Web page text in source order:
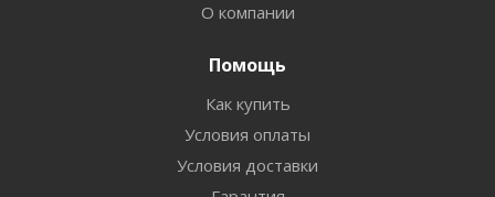
О компании
Помощь
Как купить
Условия оплаты
Условия доставки